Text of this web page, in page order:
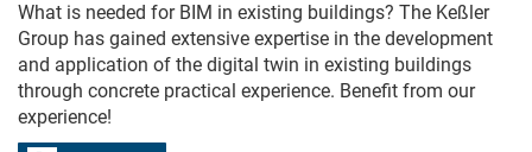
What is needed for BIM in existing buildings? The Keßler
Group has gained extensive expertise in the development
and application of the digital twin in existing buildings
through concrete practical experience. Benefit from our
experience!